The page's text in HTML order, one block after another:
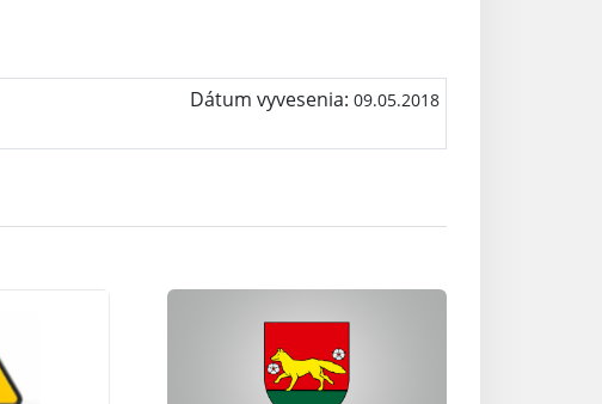
Dátum vyvesenia: 09.05.2018